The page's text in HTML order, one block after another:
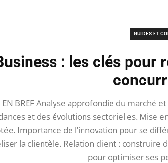
GUIDES ET
: les clés pour
EN BREF Analyse approfondie du marché
et des évolutions sectorielles. Mise
Importance de l’innovation pour se
la clientèle. Relation client : construire
pour optimiser ses